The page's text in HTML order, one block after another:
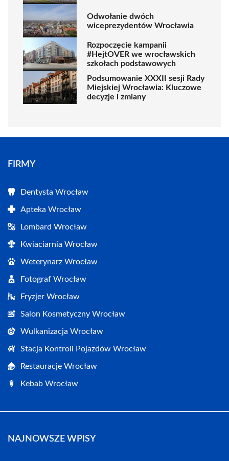
Odwołanie dwóch
wiceprezydentów Wrocławia
Rozpoczęcie kampanii
#HejtOVER we wrocławskich
szkołach podstawowych
Podsumowanie XXXII sesji Rady
Miejskiej Wrocławia: Kluczowe
decyzje i zmiany
FIRMY
Dentysta Wrocław
Apteka Wrocław
Lombard Wrocław
Kwiaciarnia Wrocław
Weterynarz Wrocław
Fotograf Wrocław
Fryzjer Wrocław
Salon Kosmetyczny Wrocław
Wulkanizacja Wrocław
Stacja Kontroli Pojazdów Wrocław
Restauracje Wrocław
Kebab Wrocław
NAJNOWSZE WPISY